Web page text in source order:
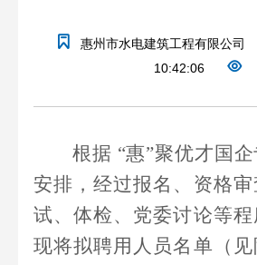
惠州市水电建筑工程有限公司
10:42:06
根据 “惠”聚优才国
安排，经过报名、资格
试、体检、党委讨论等程
现将拟聘用人员名单（